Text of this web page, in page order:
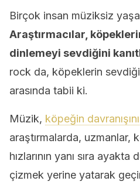
Birçok insan müziksiz
Araştırmacılar,
dinlemeyi sevdiğini
rock da, köpeklerin
arasında tabii ki.
Müzik, köpeğin davranışını
araştırmalarda, uzmanlar,
hızlarının yanı sıra
çizmek yerine yatarak